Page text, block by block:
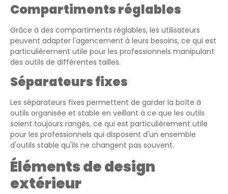
Compartiments réglables
Grâce à des compartiments réglables, les utilisateurs
peuvent adapter l'agencement à leurs besoins, ce qui est
particulièrement utile pour les professionnels manipulant
des outils de différentes tailles.
Séparateurs fixes
Les séparateurs fixes permettent de garder la boîte à
outils organisée et stable en veillant à ce que les outils
soient toujours rangés, ce qui est particulièrement utile
pour les professionnels qui disposent d'un ensemble
d'outils stable qu'ils ne changent pas souvent.
Éléments de design
extérieur